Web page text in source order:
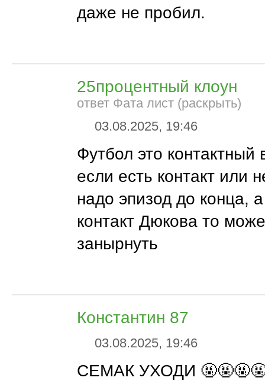
даже не пробил.
25процентный клоун
ответ Фата лист (раскрыть)
03.08.2025, 19:46
Футбол это контактный
если есть контакт или
надо эпизод до конца,
контакт Дюкова то
занырнуть
Константин 87
03.08.2025, 19:46
СЕМАК УХОДИ